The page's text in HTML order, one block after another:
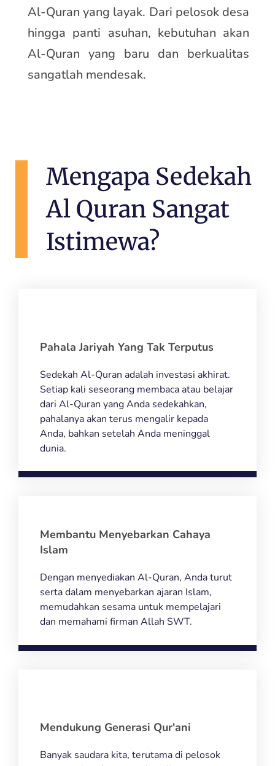
Al-Quran yang layak. Dari pelosok desa
hingga panti asuhan, kebutuhan akan
Al-Quran yang baru dan berkualitas
sangatlah mendesak.
Mengapa Sedekah
Al Quran Sangat
Istimewa?
Pahala Jariyah Yang Tak Terputus
Sedekah Al-Quran adalah investasi akhirat.
Setiap kali seseorang membaca atau belajar
dari Al-Quran yang Anda sedekahkan,
pahalanya akan terus mengalir kepada
Anda, bahkan setelah Anda meninggal
dunia.
Membantu Menyebarkan Cahaya
Islam
Dengan menyediakan Al-Quran, Anda turut
serta dalam menyebarkan ajaran Islam,
memudahkan sesama untuk mempelajari
dan memahami firman Allah SWT.
Mendukung Generasi Qur'ani
Banyak saudara kita, terutama di pelosok